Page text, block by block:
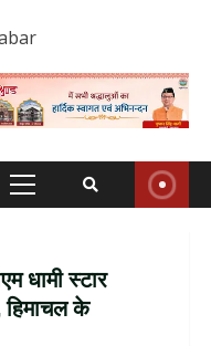
Primary
धामी स्टार
हिमाचल के